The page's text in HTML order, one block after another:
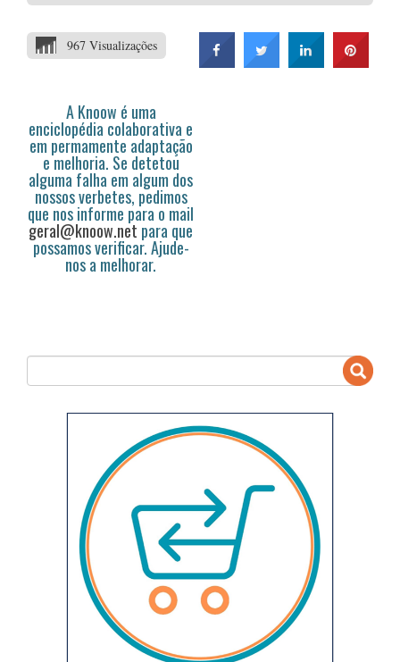
967 Visualizações
A Knoow é uma
enciclopédia colaborativa e
em permamente adaptação
e melhoria. Se detetou
alguma falha em algum dos
nossos verbetes, pedimos
que nos informe para o mail
geral@knoow.net para que
possamos verificar. Ajude-
nos a melhorar.